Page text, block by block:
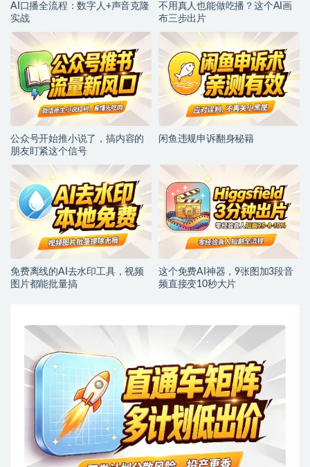
AI口播全流程：数字人+声音克隆
实战
不用真人也能做吃播？这个AI画
布三步出片
公众号开始推小说了，搞内容的
朋友盯紧这个信号
闲鱼违规申诉翻身秘籍
免费离线的AI去水印工具，视频
图片都能批量搞
这个免费AI神器，9张图加3段音
频直接变10秒大片